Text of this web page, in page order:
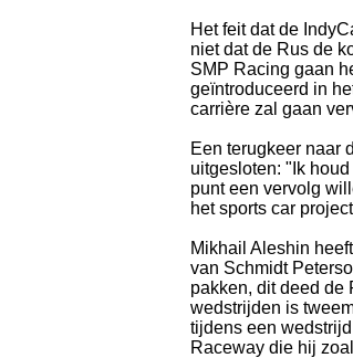
Het feit dat de
niet dat de Rus de
SMP Racing gaan
geïntroduceerd in
carrière zal gaan
Een terugkeer naar
uitgesloten: "Ik
punt een vervolg
het sports car
Mikhail Aleshin
van Schmidt
pakken, dit deed de
wedstrijden is
tijdens een
Raceway die hij